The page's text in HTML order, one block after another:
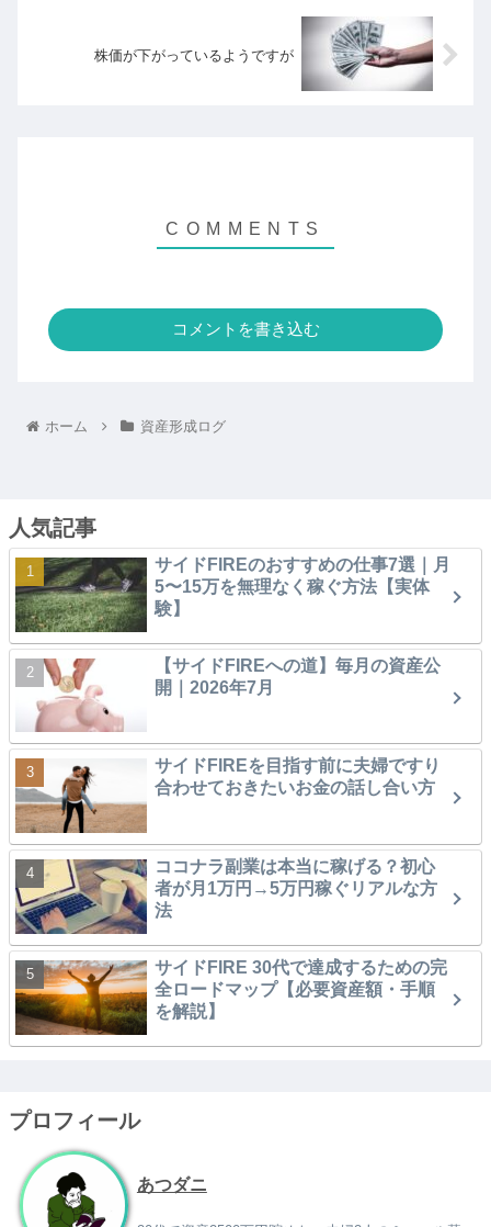
株価が下がっているようですが
コメントを書き込む
ホーム 資産形成ログ
人気記事
サイドFIREのおすすめの仕事7選｜月
5〜15万を無理なく稼ぐ方法【実体
験】
【サイドFIREへの道】毎月の資産公
開｜2026年7月
サイドFIREを目指す前に夫婦ですり
合わせておきたいお金の話し合い方
ココナラ副業は本当に稼げる？初心
者が月1万円→5万円稼ぐリアルな方
法
サイドFIRE 30代で達成するための完
全ロードマップ【必要資産額・手順
を解説】
プロフィール
あつダニ